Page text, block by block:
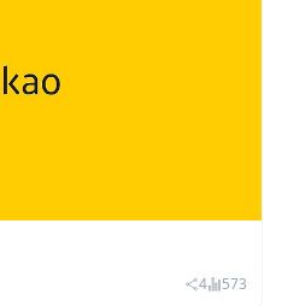
출 2조985억·영업
최대
4 573